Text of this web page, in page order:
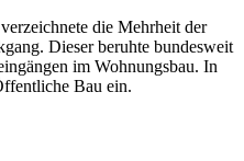
die Mehrheit der
Dieser beruhte bundesweit
im Wohnungsbau. In
Bau ein.